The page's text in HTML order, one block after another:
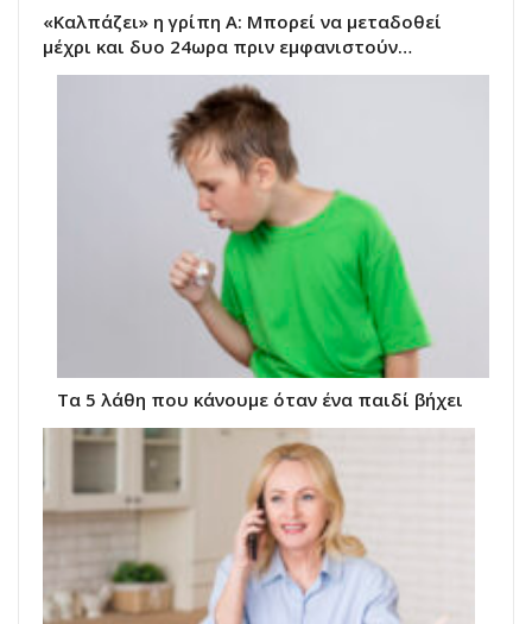
«Καλπάζει» η γρίπη Α: Μπορεί να μεταδοθεί
μέχρι και δυο 24ωρα πριν εμφανιστούν…
Τα 5 λάθη που κάνουμε όταν ένα παιδί βήχει